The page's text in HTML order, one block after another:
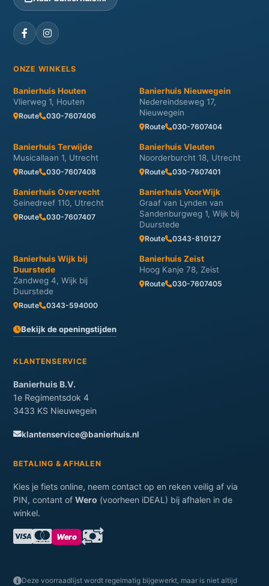
ONZE WINKELS
Banierhuis Houten
Vlierweg 1, Houten
Route 030-7607406
Banierhuis Nieuwegein
Nedereindseweg 17,
Nieuwegein
Route 030-7607404
Banierhuis Terwijde
Musicallaan 1, Utrecht
Route 030-7607408
Banierhuis Vleuten
Noorderburcht 18, Utrecht
Route 030-7607401
Banierhuis Overvecht
Seinedreef 110, Utrecht
Route 030-7607407
Banierhuis VoorWijk
Graaf van Lynden van
Sandenburgweg 1, Wijk bij
Duurstede
Route 0343-810127
Banierhuis Wijk bij
Duurstede
Zandweg 4, Wijk bij
Duurstede
Route 0343-594000
Banierhuis Zeist
Hoog Kanje 78, Zeist
Route 030-7607405
Bekijk de openingstijden
KLANTENSERVICE
Banierhuis B.V.
1e Regimentsdok 4
3433 KS Nieuwegein
klantenservice@banierhuis.nl
BETALING & AFHALEN
Kies je fiets online, neem contact op en reken veilig af via
PIN, contant of Wero (voorheen iDEAL) bij afhalen in de
winkel.
Wero
Deze voorraadlijst wordt regelmatig bijgewerkt, maar is niet altijd